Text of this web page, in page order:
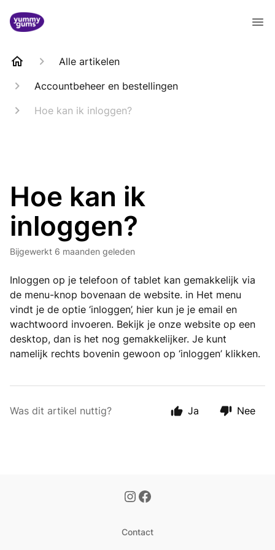
Alle artikelen
Accountbeheer en bestellingen
Hoe kan ik inloggen?
Hoe kan ik
inloggen?
Bijgewerkt 6 maanden geleden
Inloggen op je telefoon of tablet kan gemakkelijk via
de menu-knop bovenaan de website. in Het menu
vindt je de optie ‘inloggen’, hier kun je je email en
wachtwoord invoeren. Bekijk je onze website op een
desktop, dan is het nog gemakkelijker. Je kunt
namelijk rechts bovenin gewoon op ‘inloggen’ klikken.
Was dit artikel nuttig? Ja Nee
Contact